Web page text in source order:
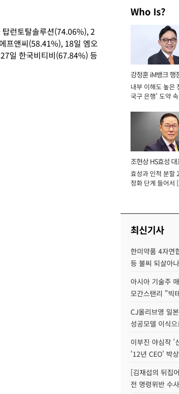
런토탈솔루션(74.06%), 2
프앤씨(58.41%), 18일 엠오
일 한국비티비(67.84%) 등
Who Is?
강정훈 iM뱅크 행
내부 이해도 높은
국구 은행' 도약
조현상 HS효성
장
효성과 인적 분할
정화 단계 들어서
최신기사
한미약품 4자연
등 불씨 되살아
아시아 기술주
모간스탠리 "빅
CJ올리브영 일
성공모델 이식
이부진 야심작 '
'12년 CEO' 박
[김재섭의 뒤집
전 명령위반 수